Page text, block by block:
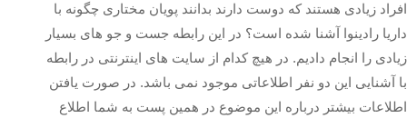
افراد زیادی هستند که دوست دارند بدانند پویان مختاری چگونه با
داریا رادینوا آشنا شده است؟ در این رابطه جست و جو های بسیار
زیادی را انجام دادیم. در هیچ کدام از سایت های اینترنتی در رابطه
با آشنایی این دو نفر اطلاعاتی موجود نمی باشد. در صورت یافتن
اطلاعات بیشتر درباره این موضوع در همین پست به شما اطلاع